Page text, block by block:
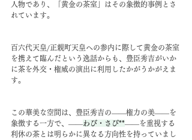
人物であり、「黄金の茶室」はその象徴的事例とさ
れています。
百六代天皇/正親町天皇への参内に際して黄金の茶室
を携えて臨んだという逸話からも、豊臣秀吉がいか
に茶を外交・権威の演出に利用したかがうかがえま
す。
この華美な空間は、豊臣秀吉の――権力の美――を
象徴する一方で、――わび・さび**――を重視する
利休の茶とは明らかに異なる方向性を持っていまし